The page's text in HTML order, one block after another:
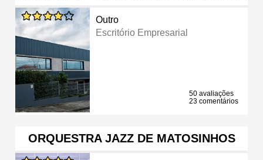
Outro
Escritório Empresarial
50 avaliações
23 comentários
ORQUESTRA JAZZ DE MATOSINHOS